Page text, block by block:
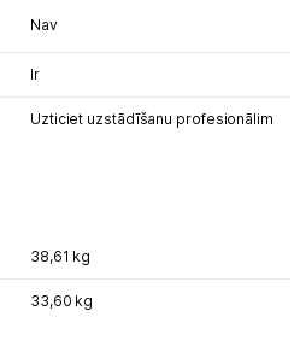
Nav
Ir
Uzticiet uzstādīšanu profesionālim
38,61 kg
33,60 kg